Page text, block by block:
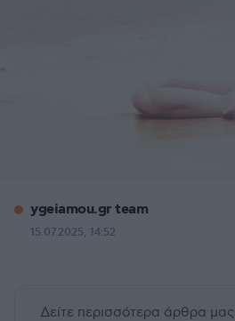
ygeiamou.gr team
15.07.2025, 14:52
Δείτε περισσότερα άρθρα μας